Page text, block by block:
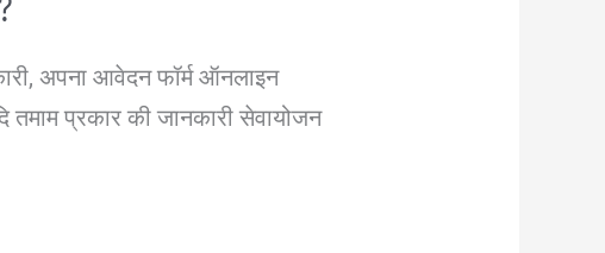
अपना आवेदन फॉर्म ऑनलाइन
प्रकार की जानकारी सेवायोजन